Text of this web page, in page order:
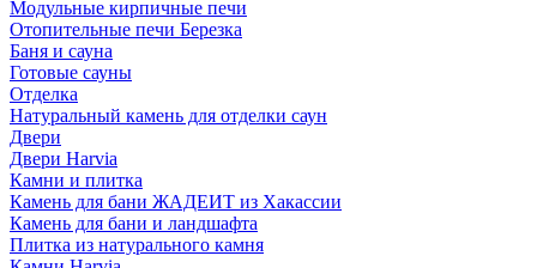
Модульные кирпичные печи
Отопительные печи Березка
Баня и сауна
Готовые сауны
Отделка
Натуральный камень для отделки саун
Двери
Двери Harvia
Камни и плитка
Камень для бани ЖАДЕИТ из Хакассии
Камень для бани и ландшафта
Плитка из натурального камня